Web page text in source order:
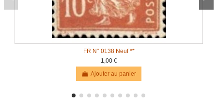
FR N° 0138 Neuf **
1,00 €
Ajouter au panier